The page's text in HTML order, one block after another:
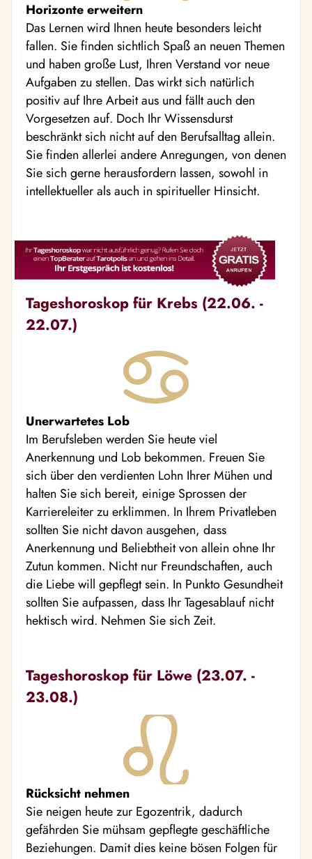
Horizonte erweitern
Das Lernen wird Ihnen heute besonders leicht
fallen. Sie finden sichtlich Spaß an neuen Themen
und haben große Lust, Ihren Verstand vor neue
Aufgaben zu stellen. Das wirkt sich natürlich
positiv auf Ihre Arbeit aus und fällt auch den
Vorgesetzen auf. Doch Ihr Wissensdurst
beschränkt sich nicht auf den Berufsalltag allein.
Sie finden allerlei andere Anregungen, von denen
Sie sich gerne herausfordern lassen, sowohl in
intellektueller als auch in spiritueller Hinsicht.
Tageshoroskop für Krebs (22.06. -
22.07.)
Unerwartetes Lob
Im Berufsleben werden Sie heute viel
Anerkennung und Lob bekommen. Freuen Sie
sich über den verdienten Lohn Ihrer Mühen und
halten Sie sich bereit, einige Sprossen der
Karriereleiter zu erklimmen. In Ihrem Privatleben
sollten Sie nicht davon ausgehen, dass
Anerkennung und Beliebtheit von allein ohne Ihr
Zutun kommen. Nicht nur Freundschaften, auch
die Liebe will gepflegt sein. In Punkto Gesundheit
sollten Sie aufpassen, dass Ihr Tagesablauf nicht
hektisch wird. Nehmen Sie sich Zeit.
Tageshoroskop für Löwe (23.07. -
23.08.)
Rücksicht nehmen
Sie neigen heute zur Egozentrik, dadurch
gefährden Sie mühsam gepflegte geschäftliche
Beziehungen. Damit dies keine bösen Folgen für